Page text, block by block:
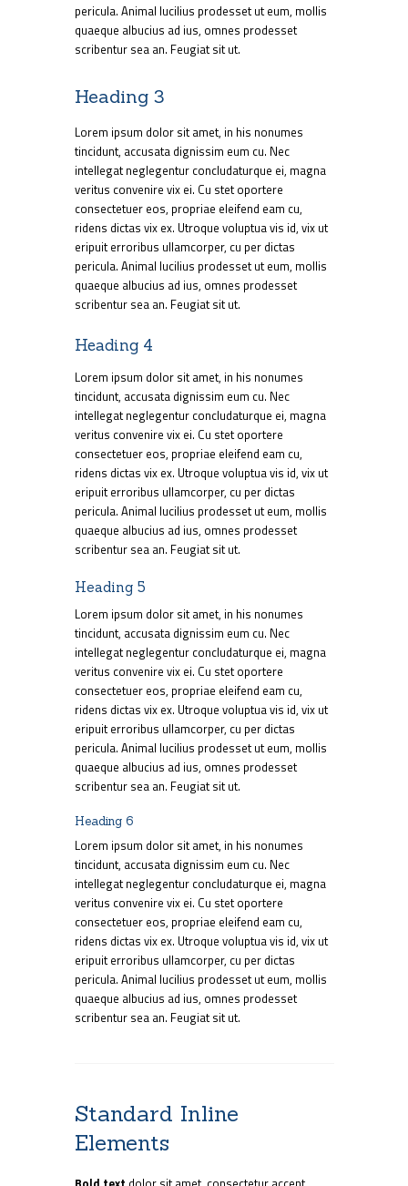
pericula. Animal lucilius prodesset ut eum, mollis
quaeque albucius ad ius, omnes prodesset
scribentur sea an. Feugiat sit ut.
Heading 3
Lorem ipsum dolor sit amet, in his nonumes
tincidunt, accusata dignissim eum cu. Nec
intellegat neglegentur concludaturque ei, magna
veritus convenire vix ei. Cu stet oportere
consectetuer eos, propriae eleifend eam cu,
ridens dictas vix ex. Utroque voluptua vis id, vix ut
eripuit erroribus ullamcorper, cu per dictas
pericula. Animal lucilius prodesset ut eum, mollis
quaeque albucius ad ius, omnes prodesset
scribentur sea an. Feugiat sit ut.
Heading 4
Lorem ipsum dolor sit amet, in his nonumes
tincidunt, accusata dignissim eum cu. Nec
intellegat neglegentur concludaturque ei, magna
veritus convenire vix ei. Cu stet oportere
consectetuer eos, propriae eleifend eam cu,
ridens dictas vix ex. Utroque voluptua vis id, vix ut
eripuit erroribus ullamcorper, cu per dictas
pericula. Animal lucilius prodesset ut eum, mollis
quaeque albucius ad ius, omnes prodesset
scribentur sea an. Feugiat sit ut.
Heading 5
Lorem ipsum dolor sit amet, in his nonumes
tincidunt, accusata dignissim eum cu. Nec
intellegat neglegentur concludaturque ei, magna
veritus convenire vix ei. Cu stet oportere
consectetuer eos, propriae eleifend eam cu,
ridens dictas vix ex. Utroque voluptua vis id, vix ut
eripuit erroribus ullamcorper, cu per dictas
pericula. Animal lucilius prodesset ut eum, mollis
quaeque albucius ad ius, omnes prodesset
scribentur sea an. Feugiat sit ut.
Heading 6
Lorem ipsum dolor sit amet, in his nonumes
tincidunt, accusata dignissim eum cu. Nec
intellegat neglegentur concludaturque ei, magna
veritus convenire vix ei. Cu stet oportere
consectetuer eos, propriae eleifend eam cu,
ridens dictas vix ex. Utroque voluptua vis id, vix ut
eripuit erroribus ullamcorper, cu per dictas
pericula. Animal lucilius prodesset ut eum, mollis
quaeque albucius ad ius, omnes prodesset
scribentur sea an. Feugiat sit ut.
Standard Inline
Elements